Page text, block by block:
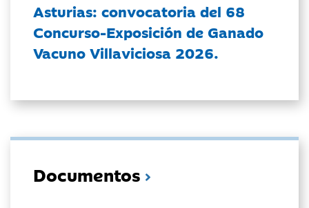
Asturias: convocatoria del 68
Concurso-Exposición de Ganado
Vacuno Villaviciosa 2026.
Documentos